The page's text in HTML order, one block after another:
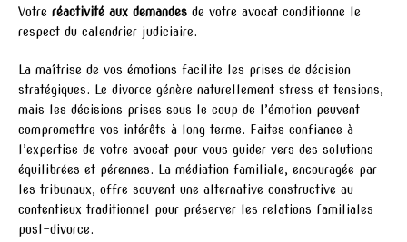
Votre réactivité aux demandes de votre avocat conditionne le
respect du calendrier judiciaire.
La maîtrise de vos émotions facilite les prises de décision
stratégiques. Le divorce génère naturellement stress et tensions,
mais les décisions prises sous le coup de l’émotion peuvent
compromettre vos intérêts à long terme. Faites confiance à
l’expertise de votre avocat pour vous guider vers des solutions
équilibrées et pérennes. La médiation familiale, encouragée par
les tribunaux, offre souvent une alternative constructive au
contentieux traditionnel pour préserver les relations familiales
post-divorce.